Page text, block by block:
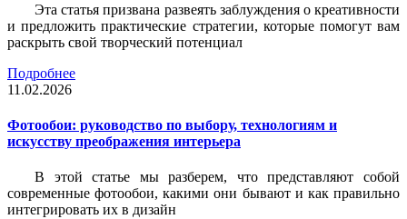
Эта статья призвана развеять заблуждения о креативности
и предложить практические стратегии, которые помогут вам
раскрыть свой творческий потенциал
Подробнее
11.02.2026
Фотообои: руководство по выбору, технологиям и
искусству преображения интерьера
В этой статье мы разберем, что представляют собой
современные фотообои, какими они бывают и как правильно
интегрировать их в дизайн